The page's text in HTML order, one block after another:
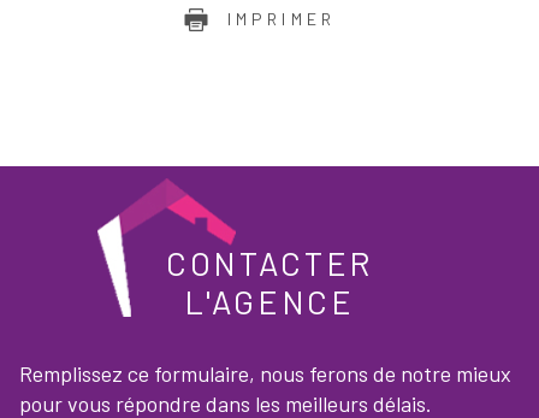
IMPRIMER
CONTACTER
L'AGENCE
Remplissez ce formulaire, nous ferons de notre mieux
pour vous répondre dans les meilleurs délais.